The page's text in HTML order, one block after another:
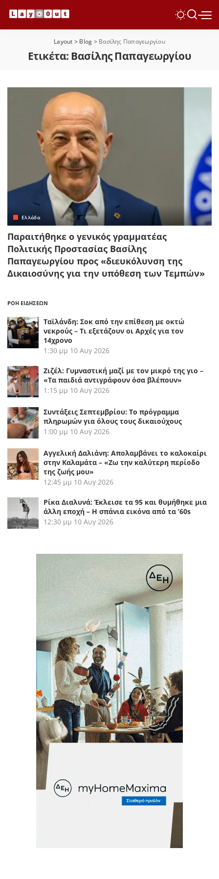
Layout > Blog > Βασίλης Παπαγεωργίου
Ετικέτα: Βασίλης Παπαγεωργίου
Ελλάδα
Παραιτήθηκε ο γενικός γραμματέας
Πολιτικής Προστασίας Βασίλης
Παπαγεωργίου προς «διευκόλυνση της
Δικαιοσύνης για την υπόθεση των Τεμπών»
ΡΟΗ ΕΙΔΗΣΕΩΝ
Ταϊλάνδη: Σοκ από την επίθεση με οκτώ
νεκρούς – Τι εξετάζουν οι Αρχές για τον
14χρονο
1:30 μμ 10 Αυγ 2026
Ζιζέλ: Γυμναστική μαζί με τον μικρό της γιο –
«Τα παιδιά αντιγράφουν όσα βλέπουν»
1:15 μμ 10 Αυγ 2026
Συντάξεις Σεπτεμβρίου: Το πρόγραμμα
πληρωμών για όλους τους δικαιούχους
1:00 μμ 10 Αυγ 2026
Αγγελική Δαλιάνη: Απολαμβάνει το καλοκαίρι
στην Καλαμάτα – «Ζω την καλύτερη περίοδο
της ζωής μου»
12:45 μμ 10 Αυγ 2026
Ρίκα Διαλυνά: Έκλεισε τα 95 και θυμήθηκε μια
άλλη εποχή – Η σπάνια εικόνα από τα ’60s
12:30 μμ 10 Αυγ 2026